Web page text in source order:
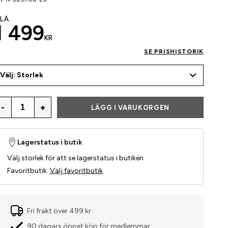
499 KR
SE PRISHISTORIK
Välj: Storlek
- + LÄGG I VARUKORGEN
Lagerstatus i butik
Välj storlek för att se lagerstatus i butiken
Favoritbutik: Välj favoritbutik
Fri frakt över 499 kr